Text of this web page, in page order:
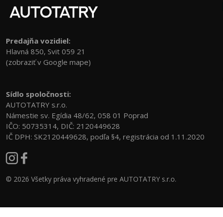
Predajňa vozidiel:
Hlavná 850, Svit 059 21
(zobraziť v Google mape)
Sídlo spoločnosti:
AUTOTATRY s.r.o.
Námestie sv. Egídia 48/62, 058 01 Poprad
IČO: 50735314, DIČ: 2120449628
IČ DPH: SK2120449628, podľa §4, registrácia od 1.11.2020
© 2026 Všetky práva vyhradené pre AUTOTATRY s.r.o.